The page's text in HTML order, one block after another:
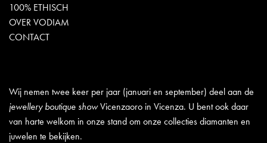
100% ETHISCH
OVER VODIAM
CONTACT
Wij nemen twee keer per jaar (januari en september) deel aan de
jewellery boutique showVicenzaoro in Vicenza. U bent ook daar
van harte welkom in onze stand om onze collecties diamanten en
juwelen te bekijken.